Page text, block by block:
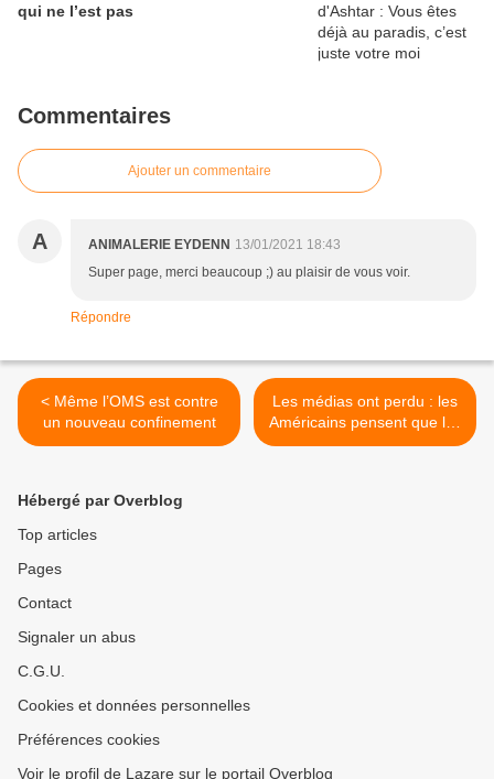
qui ne l’est pas
Commentaires
Ajouter un commentaire
A ANIMALERIE EYDENN 13/01/2021 18:43
Super page, merci beaucoup ;) au plaisir de vous voir.
Répondre
< Même l’OMS est contre
un nouveau confinement
Les médias ont perdu : les
Américains pensent que les
élections ont été truquées >
Hébergé par Overblog
Top articles
Pages
Contact
Signaler un abus
C.G.U.
Cookies et données personnelles
Préférences cookies
Voir le profil de Lazare sur le portail Overblog